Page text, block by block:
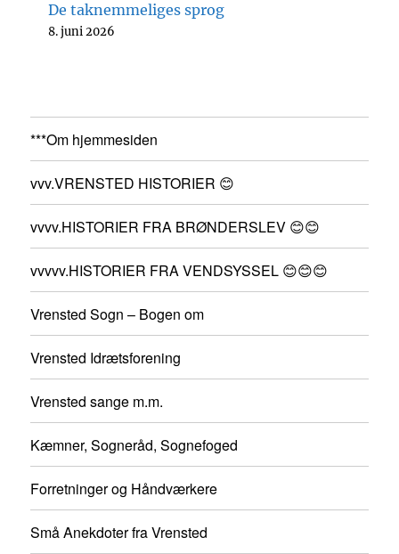
De taknemmeliges sprog
8. juni 2026
***Om hjemmesiden
vvv.VRENSTED HISTORIER 😊
vvvv.HISTORIER FRA BRØNDERSLEV 😊😊
vvvvv.HISTORIER FRA VENDSYSSEL 😊😊😊
Vrensted Sogn – Bogen om
Vrensted Idrætsforening
Vrensted sange m.m.
Kæmner, Sogneråd, Sognefoged
Forretninger og Håndværkere
Små Anekdoter fra Vrensted